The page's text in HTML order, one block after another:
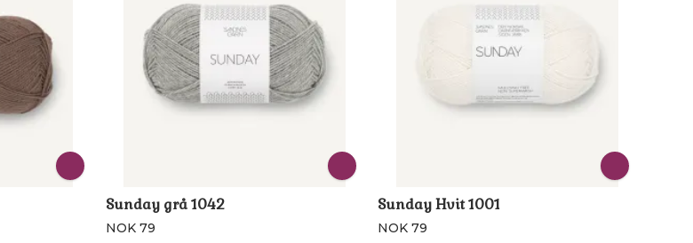
Sunday grå 1042
NOK 79
Sunday Hvit 1001
NOK 79